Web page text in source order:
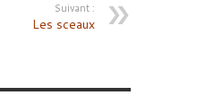
Suivant :
Les sceaux